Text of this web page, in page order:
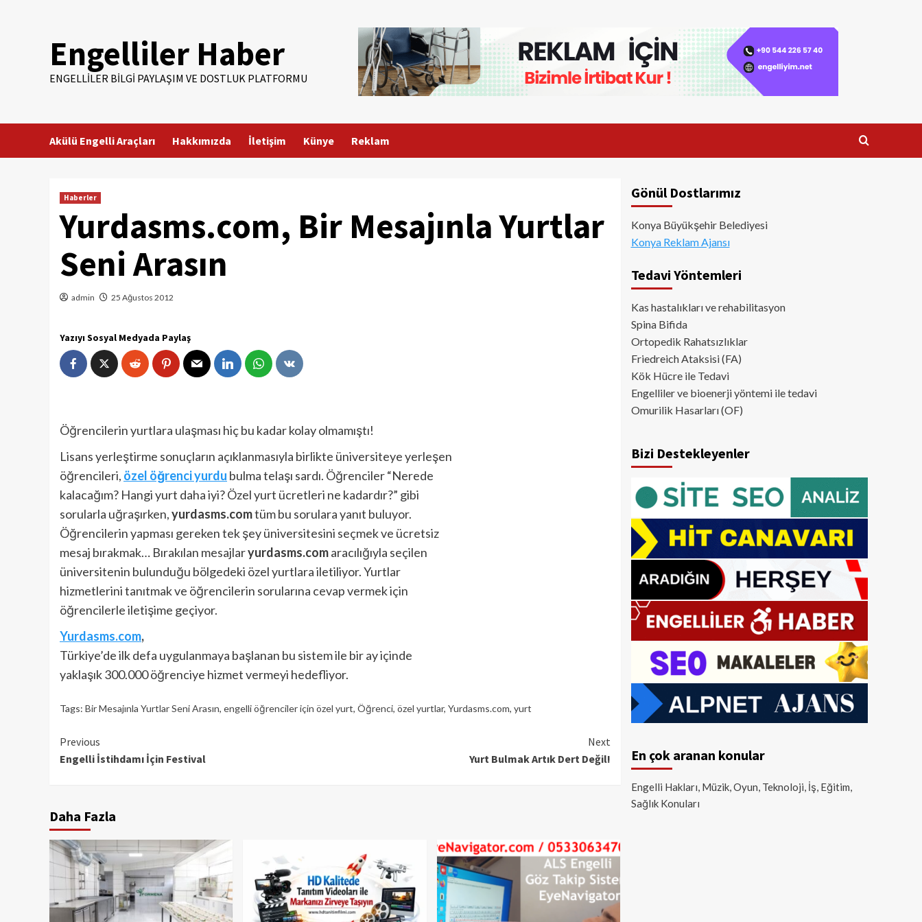
Engelliler Haber
ENGELLILER BILGI PAYLAŞIM VE DOSTLUK PLATFORMU
Akülü Engelli Araçları Hakkımızda İletişim Künye Reklam
Haberler
Yurdasms.com, Bir Mesajınla Yurtlar
Seni Arasın
admin 25 Ağustos 2012
Yazıyı Sosyal Medyada Paylaş
Öğrencilerin yurtlara ulaşması hiç bu kadar kolay olmamıştı!
Lisans yerleştirme sonuçların açıklanmasıyla birlikte üniversiteye yerleşen
öğrencileri, özel öğrenci yurdu bulma telaşı sardı. Öğrenciler “Nerede
kalacağım? Hangi yurt daha iyi? Özel yurt ücretleri ne kadardır?” gibi
sorularla uğraşırken,yurdasms.comtüm bu sorulara yanıt buluyor.
Öğrencilerin yapması gereken tek şey üniversitesini seçmek ve ücretsiz
mesaj bırakmak… Bırakılan mesajlaryurdasms.comaracılığıyla seçilen
üniversitenin bulunduğu bölgedeki özel yurtlara iletiliyor. Yurtlar
hizmetlerini tanıtmak ve öğrencilerin sorularına cevap vermek için
öğrencilerle iletişime geçiyor.
Yurdasms.com,
Türkiye’de ilk defa uygulanmaya başlanan bu sistem ile bir ay içinde
yaklaşık 300.000 öğrenciye hizmet vermeyi hedefliyor.
Tags: Bir Mesajınla Yurtlar Seni Arasın, engelli öğrenciler için özel yurt, Öğrenci, özel yurtlar, Yurdasms.com, yurt
Continue
Reading
Previous
Engelli İstihdamı İçin Festival
Next
Yurt Bulmak Artık Dert Değil!
Daha Fazla
Gönül Dostlarımız
Konya Büyükşehir Belediyesi
Konya Reklam Ajansı
Tedavi Yöntemleri
Kas hastalıkları ve rehabilitasyon
Spina Bifida
Ortopedik Rahatsızlıklar
Friedreich Ataksisi (FA)
Kök Hücre ile Tedavi
Engelliler ve bioenerji yöntemi ile tedavi
Omurilik Hasarları (OF)
Bizi Destekleyenler
En çok aranan konular
Engelli Hakları, Müzik, Oyun, Teknoloji, İş, Eğitim,
Sağlık Konuları